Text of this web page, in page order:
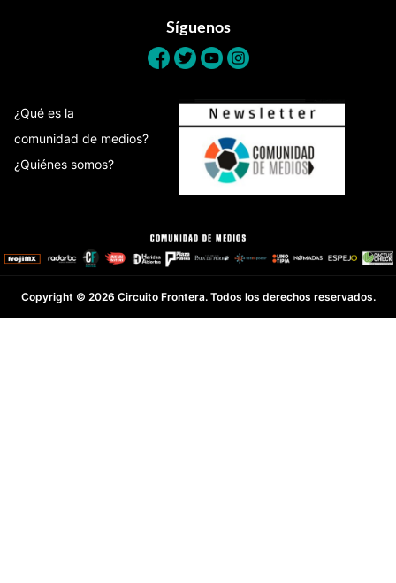
Síguenos
¿Qué es la
comunidad de medios?
¿Quiénes somos?
Copyright © 2026 Circuito Frontera. Todos los derechos reservados.